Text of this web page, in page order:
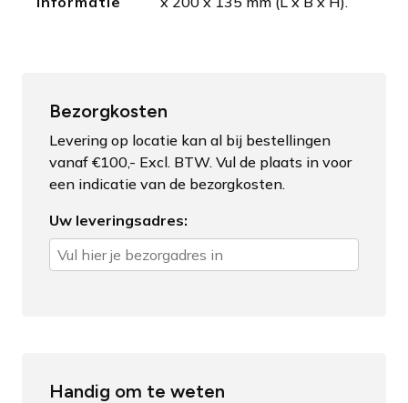
Bezorgkosten
Levering op locatie kan al bij bestellingen
vanaf €100,- Excl. BTW. Vul de plaats in voor
een indicatie van de bezorgkosten.
Uw leveringsadres:
Handig om te weten